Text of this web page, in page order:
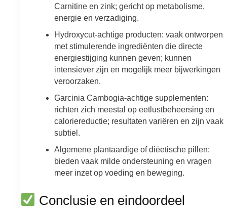
Carnitine en zink; gericht op metabolisme,
energie en verzadiging.
Hydroxycut-achtige producten: vaak ontworpen
met stimulerende ingrediënten die directe
energiestijging kunnen geven; kunnen
intensiever zijn en mogelijk meer bijwerkingen
veroorzaken.
Garcinia Cambogia-achtige supplementen:
richten zich meestal op eetlustbeheersing en
caloriereductie; resultaten variëren en zijn vaak
subtiel.
Algemene plantaardige of diëetische pillen:
bieden vaak milde ondersteuning en vragen
meer inzet op voeding en beweging.
Conclusie en eindoordeel